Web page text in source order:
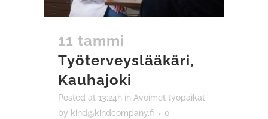
11 tammi
Työterveyslääkäri,
Kauhajoki
Posted at 13:24h in Avoimet työpaikat
by kind@kindcompany.fi
0